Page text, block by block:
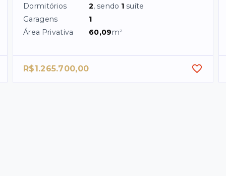
Dormitórios 2, sendo 1 suíte
Garagens
1
Área Privativa
60,09m²
R$1.265.700,00